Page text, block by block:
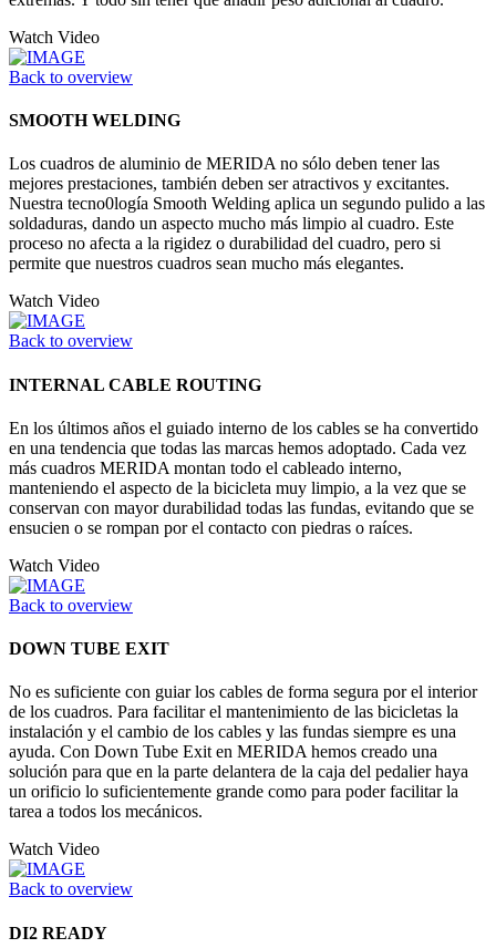
Watch Video
Back to overview
SMOOTH WELDING
Los cuadros de aluminio de MERIDA no sólo deben tener las
mejores prestaciones, también deben ser atractivos y excitantes.
Nuestra tecno0logía Smooth Welding aplica un segundo pulido a las
soldaduras, dando un aspecto mucho más limpio al cuadro. Este
proceso no afecta a la rigidez o durabilidad del cuadro, pero si
permite que nuestros cuadros sean mucho más elegantes.
Watch Video
Back to overview
INTERNAL CABLE ROUTING
En los últimos años el guiado interno de los cables se ha convertido
en una tendencia que todas las marcas hemos adoptado. Cada vez
más cuadros MERIDA montan todo el cableado interno,
manteniendo el aspecto de la bicicleta muy limpio, a la vez que se
conservan con mayor durabilidad todas las fundas, evitando que se
ensucien o se rompan por el contacto con piedras o raíces.
Watch Video
Back to overview
DOWN TUBE EXIT
No es suficiente con guiar los cables de forma segura por el interior
de los cuadros. Para facilitar el mantenimiento de las bicicletas la
instalación y el cambio de los cables y las fundas siempre es una
ayuda. Con Down Tube Exit en MERIDA hemos creado una
solución para que en la parte delantera de la caja del pedalier haya
un orificio lo suficientemente grande como para poder facilitar la
tarea a todos los mecánicos.
Watch Video
Back to overview
DI2 READY